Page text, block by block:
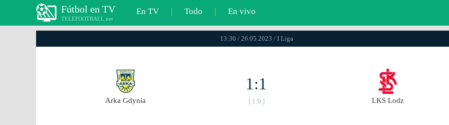
Fútbol en TV
TELEFOOTBALL.net
En TV | Todo | En vivo
13:30 / 26.05.2023 / I Liga
Arka Gdynia
1:1
[ 1:0 ] LKS Lodz